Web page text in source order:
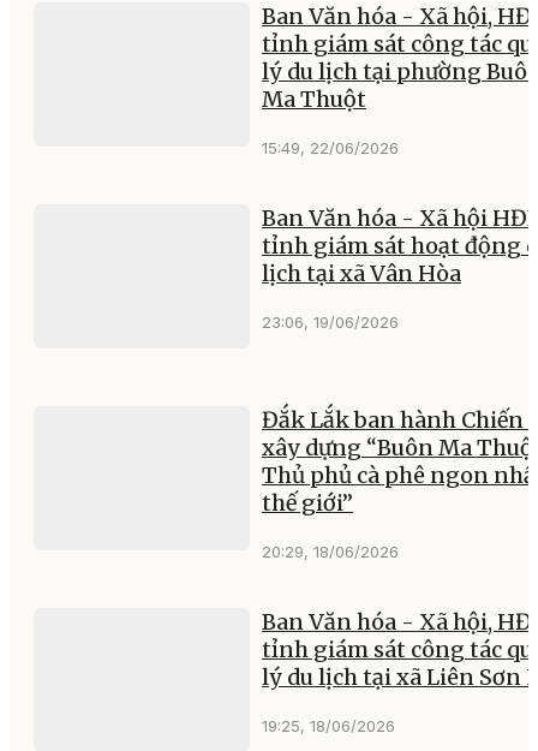
Ban Văn hóa - Xã hội,
tỉnh giám sát công tác
lý du lịch tại phường
Ma Thuột
15:49, 22/06/2026
Ban Văn hóa - Xã hội
tỉnh giám sát hoạt động
lịch tại xã Vân Hòa
23:06, 19/06/2026
Đắk Lắk ban hành Chiến
xây dựng “Buôn Ma
Thủ phủ cà phê ngon
thế giới”
20:29, 18/06/2026
Ban Văn hóa - Xã hội,
tỉnh giám sát công tác
lý du lịch tại xã Liên Sơn
19:25, 18/06/2026